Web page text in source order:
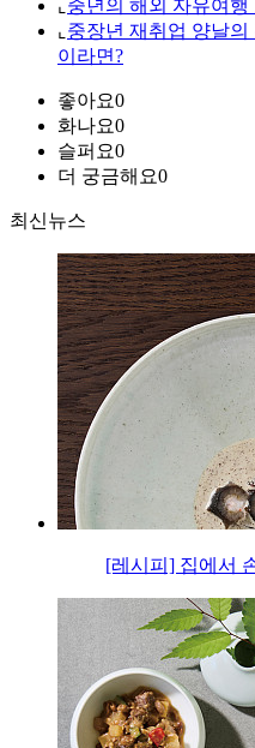
⌞ 중년의 해외 자유여행
⌞ 중장년 재취업 양날
이라면?
좋아요0
화나요0
슬퍼요0
더 궁금해요0
최신뉴스
[레시피] 집에서